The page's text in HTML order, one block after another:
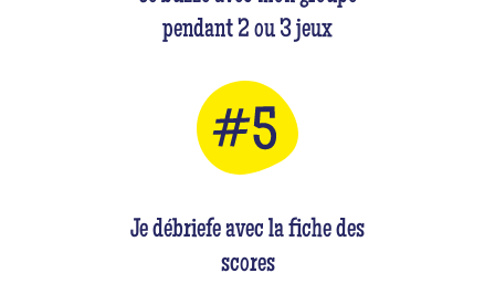
pendant 2 ou 3 jeux
Je débriefe avec la fiche des
scores